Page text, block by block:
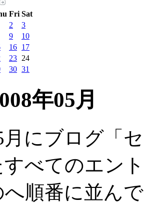
Fri Sat
2
3
9
10
16 17
23 24
30 31
年05月
月にブログ「
べてのエン
へ順番に並ん